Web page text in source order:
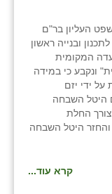
10.5.2016 בבית המשפט העליון בר"ם
לתכנון ובנייה ראשון
נגד הועדה המקומית
ונקבע כי במידה
ידי יזם
היטל השבחה
החלת
והחזר היטל השבחה
קרא עוד...